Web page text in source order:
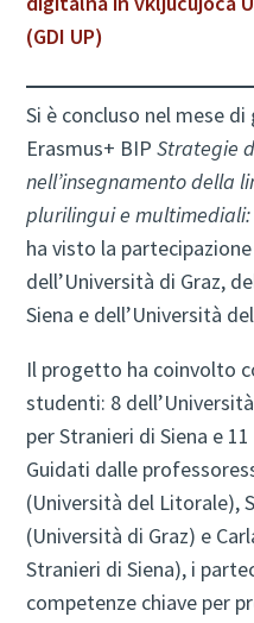
(GDI UP)
Si è concluso nel mese
Erasmus+ BIPStrategie
nell’insegnamento della
plurilingui e
ha visto la
dell’Università di Graz,
Siena e dell’Università
Il progetto ha coinvolto
studenti: 8
per Stranieri di Siena e
Guidati dalle
(Università del Litorale),
(Università di Graz) e
Stranieri di Siena), i
competenze chiave per